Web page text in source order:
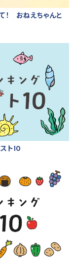
！ おねえちゃんと
ト10